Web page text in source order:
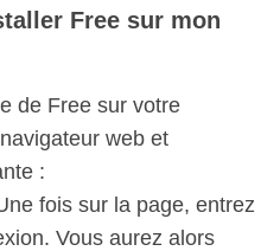
Free sur mon
de Free sur votre
web et
:
fois sur la page, entrez
Vous aurez alors